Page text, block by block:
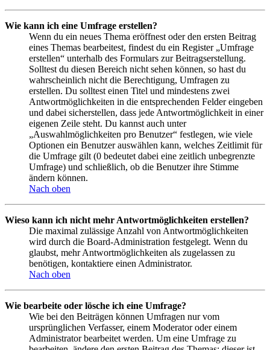
Wie kann ich eine Umfrage erstellen?
Wenn du ein neues Thema eröffnest oder den ersten Beitrag
eines Themas bearbeitest, findest du ein Register „Umfrage
erstellen“ unterhalb des Formulars zur Beitragserstellung.
Solltest du diesen Bereich nicht sehen können, so hast du
wahrscheinlich nicht die Berechtigung, Umfragen zu
erstellen. Du solltest einen Titel und mindestens zwei
Antwortmöglichkeiten in die entsprechenden Felder eingeben
und dabei sicherstellen, dass jede Antwortmöglichkeit in einer
eigenen Zeile steht. Du kannst auch unter
„Auswahlmöglichkeiten pro Benutzer“ festlegen, wie viele
Optionen ein Benutzer auswählen kann, welches Zeitlimit für
die Umfrage gilt (0 bedeutet dabei eine zeitlich unbegrenzte
Umfrage) und schließlich, ob die Benutzer ihre Stimme
ändern können.
Nach oben
Wieso kann ich nicht mehr Antwortmöglichkeiten erstellen?
Die maximal zulässige Anzahl von Antwortmöglichkeiten
wird durch die Board-Administration festgelegt. Wenn du
glaubst, mehr Antwortmöglichkeiten als zugelassen zu
benötigen, kontaktiere einen Administrator.
Nach oben
Wie bearbeite oder lösche ich eine Umfrage?
Wie bei den Beiträgen können Umfragen nur vom
ursprünglichen Verfasser, einem Moderator oder einem
Administrator bearbeitet werden. Um eine Umfrage zu